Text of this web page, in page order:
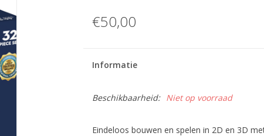
€50,00
Informatie
Beschikbaarheid: Niet op voorraad
Eindeloos bouwen en spelen in 2D en 3D